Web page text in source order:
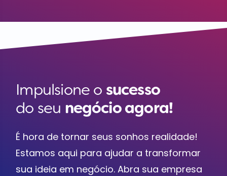
Impulsione o sucesso
do seu negócio agora!
É hora de tornar seus sonhos realidade!
Estamos aqui para ajudar a transformar
sua ideia em negócio. Abra sua empresa